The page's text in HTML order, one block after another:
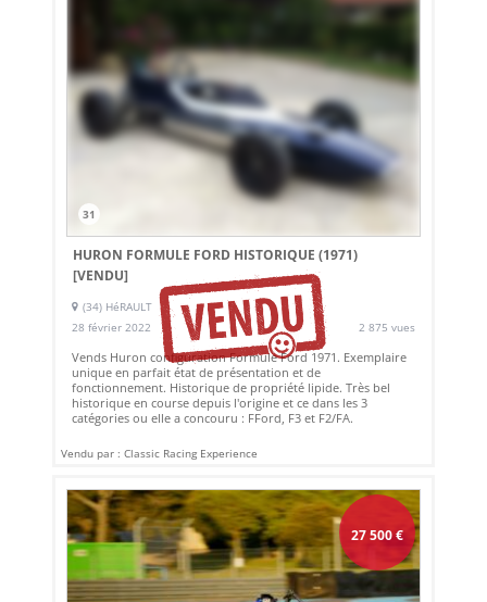
31
HURON FORMULE FORD HISTORIQUE (1971)
[VENDU]
(34) HéRAULT
28 février 2022
2 875 vues
Vends Huron configuration Formule Ford 1971. Exemplaire
unique en parfait état de présentation et de
fonctionnement. Historique de propriété lipide. Très bel
historique en course depuis l'origine et ce dans les 3
catégories ou elle a concouru : FFord, F3 et F2/FA.
Vendu par : Classic Racing Experience
27 500€